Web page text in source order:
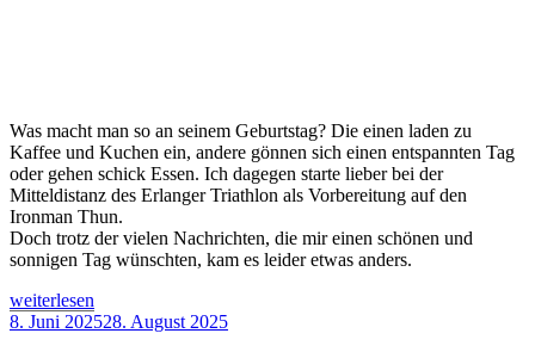
Was macht man so an seinem Geburtstag? Die einen laden zu
Kaffee und Kuchen ein, andere gönnen sich einen entspannten Tag
oder gehen schick Essen. Ich dagegen starte lieber bei der
Mitteldistanz des Erlanger Triathlon als Vorbereitung auf den
Ironman Thun.
Doch trotz der vielen Nachrichten, die mir einen schönen und
sonnigen Tag wünschten, kam es leider etwas anders.
„Erlanger
Triathlon
weiterlesen
Veröffentlicht
8. Juni 202528. August 2025